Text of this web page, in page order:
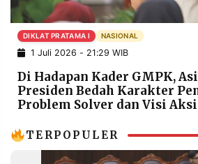
INFORMASI
IKLAN
KIRIM
TULISAN
PENGADUAN TERM
OF
SERVICE
IKUTI
DIKLAT PRATAMA I NASIONAL
1 Juli 2026 - 21:29 WIB
Di Hadapan Kader GMPK,
Presiden Bedah Karakter
Problem Solver dan Visi
TERPOPULER